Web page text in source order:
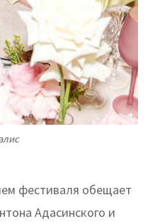
фестиваля обещает
Адасинского и